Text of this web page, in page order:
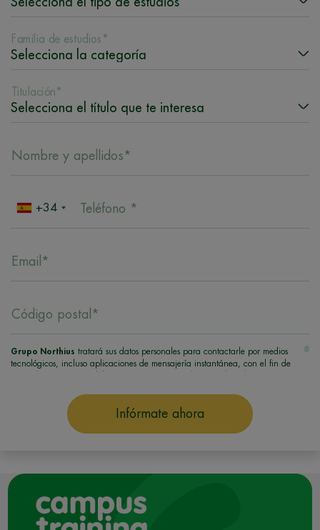
Familia de estudios*
Titulación*
Nombre y apellidos*
+34 Teléfono *
Email*
Código postal*
Grupo Northius tratará sus datos personales para contactarle por medios
tecnológicos, incluso aplicaciones de mensajería instantánea, con el fin de
tramitar la contratación correspondiente. Compartiremos su solicitud con las
empresas que conforman el
Grupo Northius , con el objeto de que estas
puedan hacerle llegar la mejor oferta de productos y servicios de acuerdo a su
petición. Quedan reconocidos los derechos de acceso, rectificación, supresión,
Infórmate ahora